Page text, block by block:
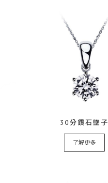
30分鑽石墜子
了解更多